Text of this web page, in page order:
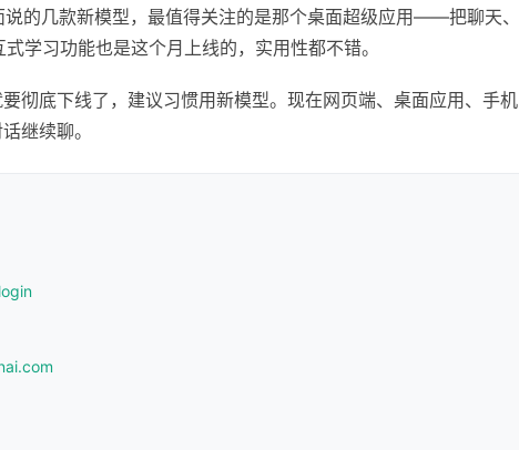
的几款新模型，最值得关注的是那个桌面超级应用——把聊天
学习功能也是这个月上线的，实用性都不错。
彻底下线了，建议习惯用新模型。现在网页端、桌面应用、手
继续聊。